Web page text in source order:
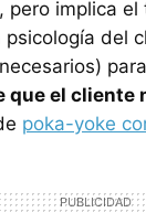
pero implica
psicología del
que el cliente
poka-yoke